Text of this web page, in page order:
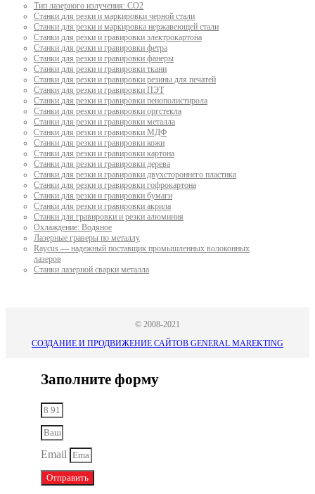
Тип лазерного излучения: СО2
Станки для резки и маркировки черной стали
Станки для резки и маркировка нержавеющей стали
Станки для резки и гравировки электрокартона
Станки для резки и гравировки фетра
Станки для резки и гравировки фанеры
Станки для резки и гравировки ткани
Станки для резки и гравировки резины для печатей
Станки для резки и гравировки ПЭТ
Станки для резки и гравировки пенополистирола
Станки для резки и гравировки оргстекла
Станки для резки и гравировки металла
Станки для резки и гравировки МДФ
Станки для резки и гравировки кожи
Станки для резки и гравировки картона
Станки для резки и гравировки дерева
Станки для резки и гравировки двухстороннего пластика
Станки для резки и гравировки гофрокартона
Станки для резки и гравировки бумаги
Станки для резки и гравировки акрила
Станки для гравировки и резки алюминия
Охлаждение: Водяное
Лазерные граверы по металлу
Raycus — надежный поставщик промышленных волоконных
лазеров
Cтанки лазерной сварки металла
© 2008-2021
СОЗДАНИЕ И ПРОДВИЖЕНИЕ САЙТОВ GENERAL MAREKTING
Заполните форму
Email
Отправить